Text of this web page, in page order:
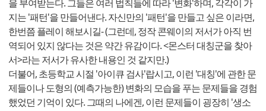
을 부여받는다. 그들은 여러 법칙들에 따라 '변화'하며, 각각이 가
지는 '패턴'을 만들어낸다. 자신만의 '패턴'을 만들고 싶은 이라면,
한번쯤 플레이 해보시길- (그런데, 정작 콘웨이의 저서가 아직 번
역되어 있지 않다는 것은 약간 유감이다. <몬스터 대칭군을 찾아
서>라는 저서가 유사한 내용인 것 같지만.)
더불어, 초등학교 시절 '아이큐 검사'랍시고, 이런 '대칭'에 관한 문
제들이나 도형의 (예측가능한) 변화의 모습을 푸는 문제들을 경험
했었던 기억이 있다. 그때의 나에겐, 이런 문제들이 굉장히 '생소